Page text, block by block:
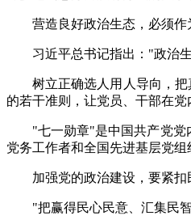
营造良好政治生态，必须作
习近平总书记指出："政治
树立正确选人用人导向，
的若干准则，让党员、干部在
"七一勋章"是中国共产党党
党务工作者和全国先进基层党
加强党的政治建设，要紧扣
"把赢得民心民意、汇集民